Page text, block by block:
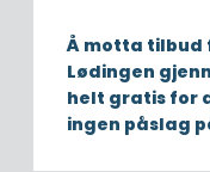
Å motta
Lødingen
helt gratis for
ingen påslag